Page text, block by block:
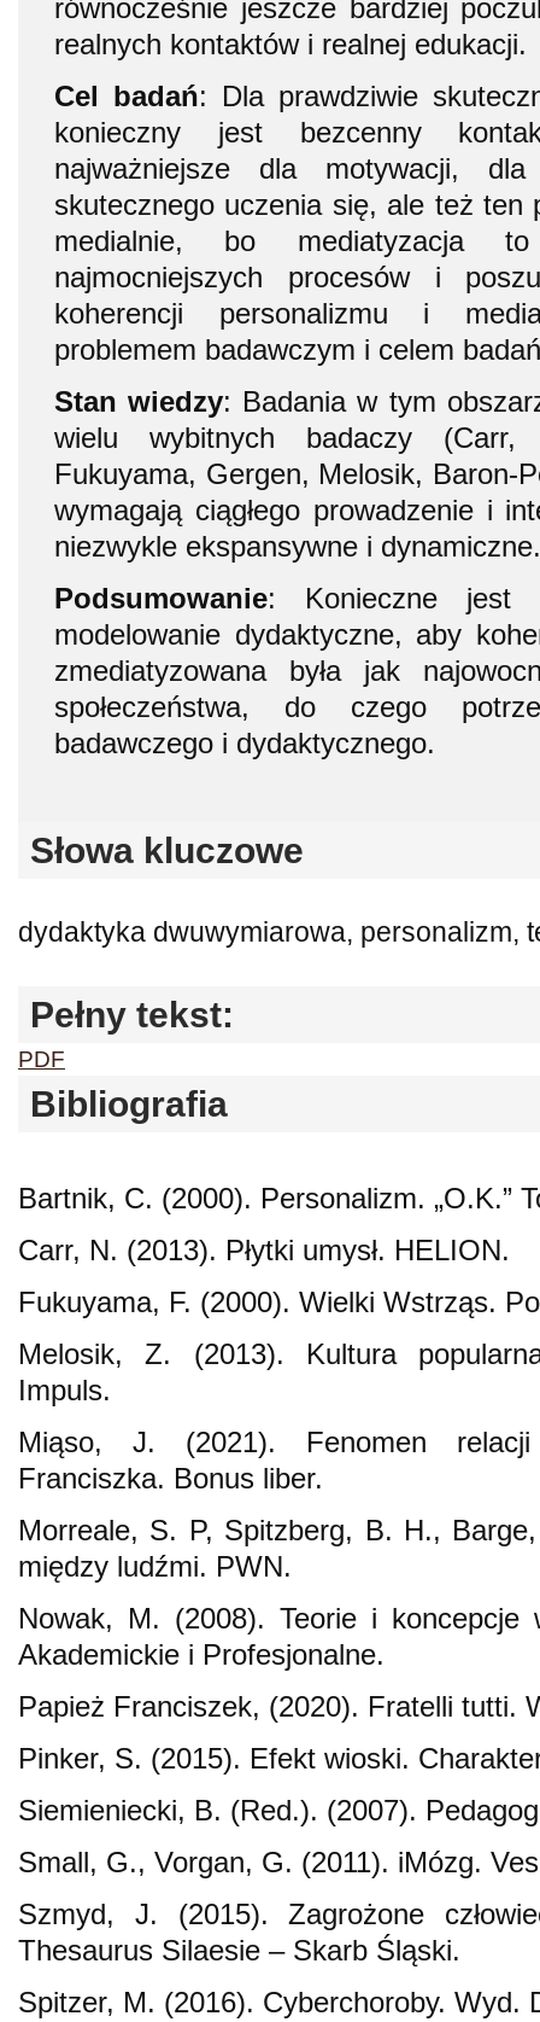
równocześnie jeszcze bardziej
realnych kontaktów i realnej edukacji.
Cel badań: Dla prawdziwie
konieczny jest bezcenny
najważniejsze dla motywacji, dla
skutecznego uczenia się, ale też ten
medialnie, bo mediatyzacja
najmocniejszych procesów i
koherencji personalizmu i
problemem badawczym i celem
Stan wiedzy: Badania w tym
wielu wybitnych badaczy
Fukuyama, Gergen, Melosik, Baron-
wymagają ciągłego prowadzenie i
niezwykle ekspansywne i dynamiczne.
Podsumowanie: Konieczne jest
modelowanie dydaktyczne, aby
zmediatyzowana była jak
społeczeństwa, do czego
badawczego i dydaktycznego.
Słowa kluczowe
dydaktyka dwuwymiarowa, personalizm,
Pełny tekst:
PDF
Bibliografia
Bartnik, C. (2000). Personalizm. „O.K.”
Carr, N. (2013). Płytki umysł. HELION.
Fukuyama, F. (2000). Wielki Wstrząs.
Melosik, Z. (2013). Kultura
Impuls.
Miąso, J. (2021). Fenomen relacji
Franciszka. Bonus liber.
Morreale, S. P, Spitzberg, B. H.,
między ludźmi. PWN.
Nowak, M. (2008). Teorie i koncepcje
Akademickie i Profesjonalne.
Papież Franciszek, (2020). Fratelli tutti.
Pinker, S. (2015). Efekt wioski.
Siemieniecki, B. (Red.). (2007).
Small, G., Vorgan, G. (2011). iMózg.
Szmyd, J. (2015). Zagrożone
Thesaurus Silaesie – Skarb Śląski.
Spitzer, M. (2016). Cyberchoroby. Wyd.